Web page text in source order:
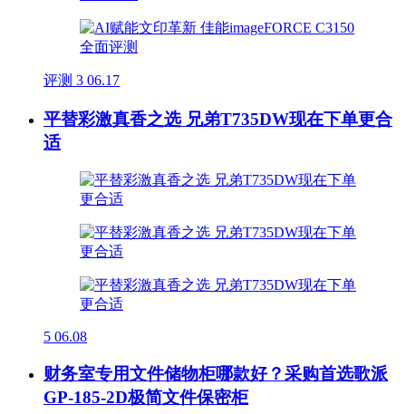
评测 3 06.17
平替彩激真香之选 兄弟T735DW现在下单更合
适
5 06.08
财务室专用文件储物柜哪款好？采购首选歌派
GP-185-2D极简文件保密柜